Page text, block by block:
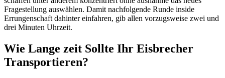
Fragestellung auswählen. Damit nachfolgende Runde inside
Errungenschaft dahinter einfahren, gib allen vorzugsweise zwei und
drei Minuten Uhrzeit.
Wie Lange zeit Sollte Ihr Eisbrecher
Transportieren?